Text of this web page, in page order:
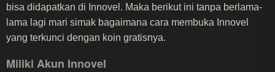
bisa didapatkan di Innovel. Maka berikut ini tanpa berlama-
lama lagi mari simak bagaimana cara membuka Innovel
yang terkunci dengan koin gratisnya.
Miliki Akun Innovel